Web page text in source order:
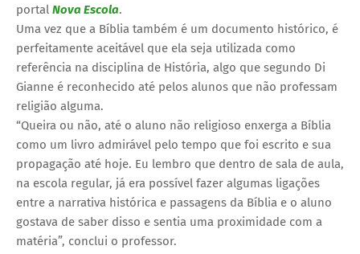
portal Nova Escola.
Uma vez que a Bíblia também é um documento histórico, é
perfeitamente aceitável que ela seja utilizada como
referência na disciplina de História, algo que segundo Di
Gianne é reconhecido até pelos alunos que não professam
religião alguma.
“Queira ou não, até o aluno não religioso enxerga a Bíblia
como um livro admirável pelo tempo que foi escrito e sua
propagação até hoje. Eu lembro que dentro de sala de aula,
na escola regular, já era possível fazer algumas ligações
entre a narrativa histórica e passagens da Bíblia e o aluno
gostava de saber disso e sentia uma proximidade com a
matéria”, conclui o professor.